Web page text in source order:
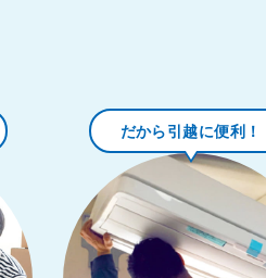
だから引越に便利！